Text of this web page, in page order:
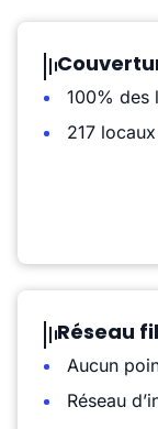
100% des
217
Réseau
Aucun
Réseau